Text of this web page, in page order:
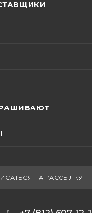
НА РАССЫЛКУ